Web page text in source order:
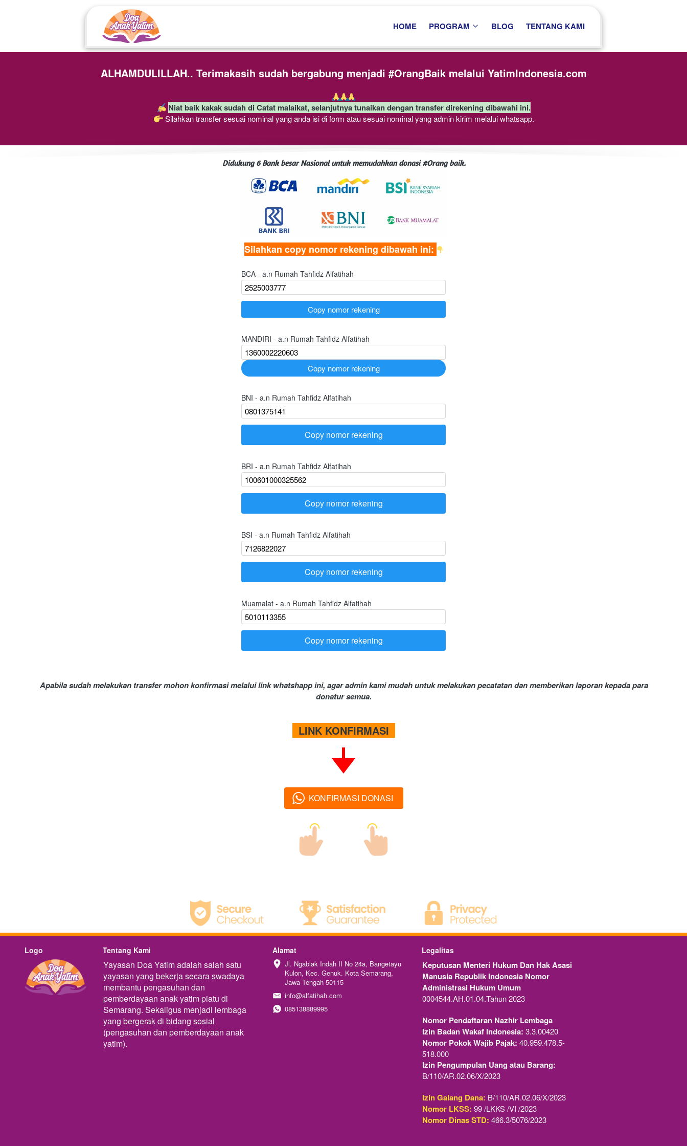
HOME PROGRAM BLOG TENTANG KAMI
ALHAMDULILLAH.. Terimakasih sudah bergabung menjadi #OrangBaik melalui YatimIndonesia.com
Niat baik kakak sudah di Catat malaikat, selanjutnya tunaikan dengan transfer direkening dibawahi ini.
Silahkan transfer sesuai nominal yang anda isi di form atau sesuai nominal yang admin kirim melalui whatsapp.
Didukung 6 Bank besar Nasional untuk memudahkan donasi #Orang baik.
Silahkan copy nomor rekening dibawah ini:
BCA - a.n Rumah Tahfidz Alfatihah
`
Copy nomor rekening
MANDIRI - a.n Rumah Tahfidz Alfatihah
`
Copy nomor rekening
BNI - a.n Rumah Tahfidz Alfatihah
`
Copy nomor rekening
BRI - a.n Rumah Tahfidz Alfatihah
`
Copy nomor rekening
BSI - a.n Rumah Tahfidz Alfatihah
`
Copy nomor rekening
Muamalat - a.n Rumah Tahfidz Alfatihah
`
Copy nomor rekening
Apabila sudah melakukan transfer mohon konfirmasi melalui link whatshapp ini, agar admin kami mudah untuk melakukan pecatatan dan memberikan laporan kepada para
donatur semua.
  LINK KONFIRMASI
` KONFIRMASI DONASI
Logo Tentang Kami
Yayasan Doa Yatim adalah salah satu
yayasan yang bekerja secara swadaya
membantu pengasuhan dan
pemberdayaan anak yatim piatu di
Semarang. Sekaligus menjadi lembaga
yang bergerak di bidang sosial
(pengasuhan dan pemberdayaan anak
yatim).
Alamat
Jl. Ngablak Indah II No 24a, Bangetayu
Kulon, Kec. Genuk. Kota Semarang,
Jawa Tengah 50115
info@alfatihah.com
085138889995
Legalitas
Keputusan Menteri Hukum Dan Hak Asasi
Manusia Republik Indonesia Nomor
Administrasi Hukum Umum
0004544.AH.01.04.Tahun 2023
Nomor Pendaftaran Nazhir Lembaga
Izin Badan Wakaf Indonesia: 3.3.00420
Nomor Pokok Wajib Pajak: 40.959.478.5-
518.000
Izin Pengumpulan Uang atau Barang:
B/110/AR.02.06/X/2023
Izin Galang Dana: B/110/AR.02.06/X/2023
Nomor LKSS: 99 /LKKS /VI /2023
Nomor Dinas STD: 466.3/5076/2023